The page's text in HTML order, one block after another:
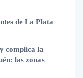
de La Plata
complica la
las zonas